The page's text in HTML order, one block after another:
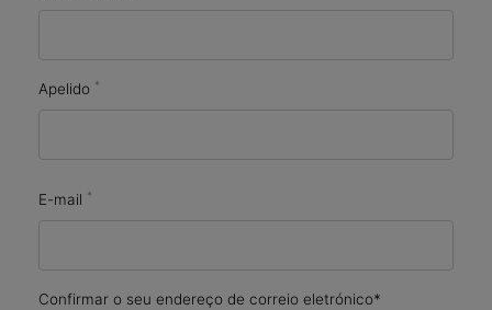
Apelido *
E-mail *
Confirmar o seu endereço de correio eletrónico*